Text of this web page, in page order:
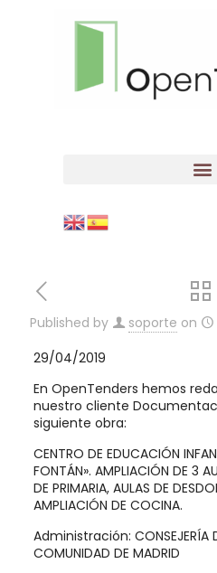
Published by soporte on
29/04/2019
En OpenTenders hemos
nuestro cliente
siguiente obra:
CENTRO DE EDUCACIÓN
FONTÁN». AMPLIACIÓN DE 3
DE PRIMARIA, AULAS DE
AMPLIACIÓN DE COCINA.
Administración: CONSEJERÍA
COMUNIDAD DE MADRID